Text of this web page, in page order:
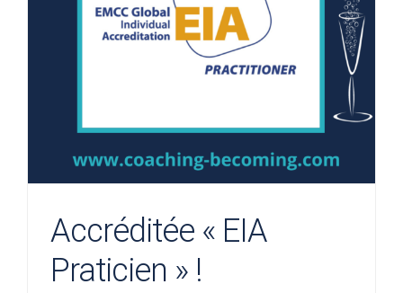
Accréditée « EIA
Praticien » !